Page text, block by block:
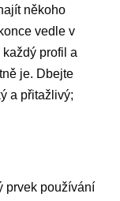
někoho
vedle v
profil a
je. Dbejte
a přitažlivý;
prvek používání